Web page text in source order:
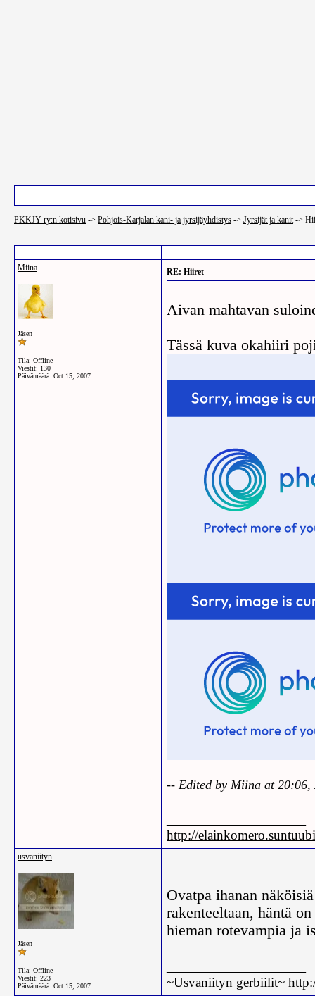
PKKJY ry:n kotisivu -> Pohjois-Karjalan kani- ja jyrsijäyhdistys -> Jyrsijät ja kanit->
Miina
Jäsen
Tila: Offline
Viestit: 130
Päivämäärä: Oct 15, 2007
RE: Hiiret
Aivan mahtavan
Tässä kuva okahiiri
-- Edited by Miina at 20:06,
http://
usvaniityn
Jäsen
Tila: Offline
Viestit: 223
Päivämäärä: Oct 15, 2007
Ovatpa ihanan
rakenteeltaan, häntä
hieman rotevampia ja
~Usvaniityn gerbiilit~